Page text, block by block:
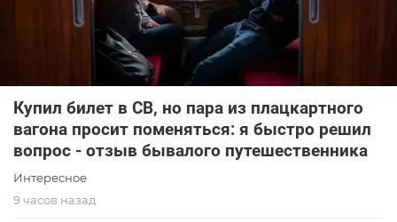
Купил билет в СВ, но пара из плацкартного
вагона просит поменяться: я быстро решил
вопрос - отзыв бывалого путешественника
Интересное
9 часов назад